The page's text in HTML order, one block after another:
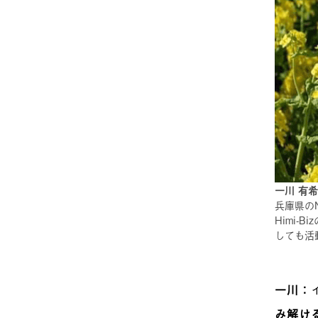
一川 有
兵庫県
Himi-Biz
しても
一川：
み解け